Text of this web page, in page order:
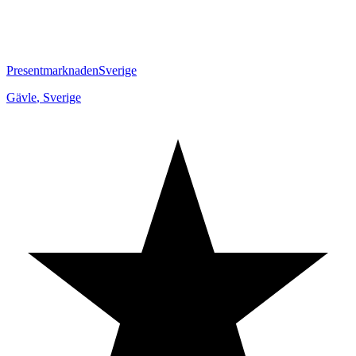
PresentmarknadenSverige
Gävle, Sverige